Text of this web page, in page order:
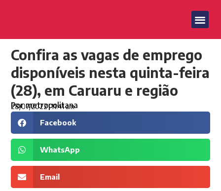
Confira as vagas de emprego
disponíveis nesta quinta-feira
(28), em Caruaru e região
Pormetropolitana
28/07/2022 11:41 am
Facebook
WhatsApp
Email